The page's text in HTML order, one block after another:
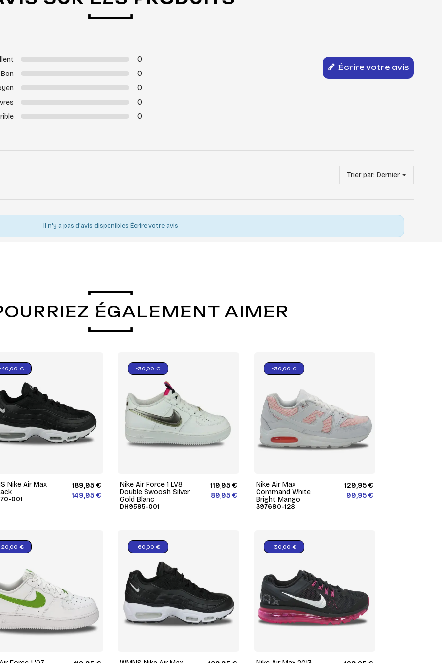
0
Bon 0
0
0
0
Écrire votre avis
Trier par: Dernier
Il n'y a pas d'avis disponibles Écrire votre avis
ÉGALEMENT AIMER
Nike Air Max
001
189,95 €
149,95 €
-40,00 €
Nike Air Force 1 LV8
Double Swoosh Silver
Gold Blanc
DH9595-001
119,95 €
89,95 €
-30,00 €
Nike Air Max
Command White
Bright Mango
397690-128
129,95 €
99,95 €
-30,00 €
-20,00 € -60,00 € -30,00 €